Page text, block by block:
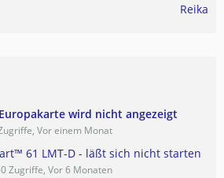
Reika
wird nicht angezeigt
Vor einem Monat
61 LMT-D - läßt sich nicht starten
Zugriffe, Vor 6 Monaten